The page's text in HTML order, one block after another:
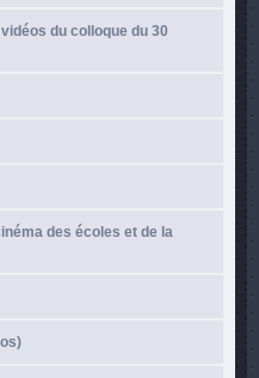
du colloque du 30
des écoles et de la